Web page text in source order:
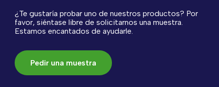
¿Te gustaría probar uno de nuestros productos? Por
favor, siéntase libre de solicitarnos una muestra.
Estamos encantados de ayudarle.
Pedir una muestra